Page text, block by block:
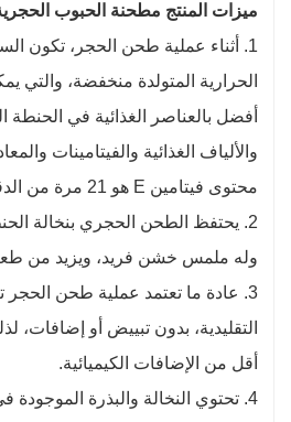
ميزات المنتج مطحنة الحبوب الحجرية
1. أثناء عملية طحن الحجر، تكون
الحرارية المتولدة منخفضة،
أفضل بالعناصر الغذائية في الحنطة
والألياف الغذائية والفيتامينات
محتوى فيتامين E هو 21 مرة من الدقيق العادي.
2. يحتفظ الطحن الحجري بنخالة
وله ملمس خشن فريد، ويزيد من
3. عادة ما تعتمد عملية طحن الحجر
التقليدية، بدون تبييض أو إضافات،
أقل من الإضافات الكيميائية.
4. تحتوي النخالة والبذرة